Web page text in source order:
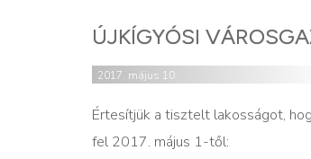
ÚJKÍGYÓSI
2017. május 10.
Értesítjük a tisztelt lakosságot,
fel 2017. május 1-től: